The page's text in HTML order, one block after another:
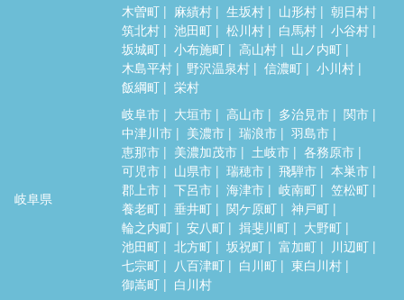
木曽町
麻績村 生坂村 山形村
朝日村
筑北村
池田町 松川村 白馬村
小谷村
坂城町
小布施町 高山村
山ノ内町
木島平村
野沢温泉村 信濃町
小川村
飯綱町
栄村
岐阜県
岐阜市 大垣市 高山市 多治見市
関市
中津川市
美濃市 瑞浪市
羽島市
恵那市
美濃加茂市 土岐市
各務原市
可児市
山県市 瑞穂市 飛騨市
本巣市
郡上市
下呂市 海津市 岐南町
笠松町
養老町
垂井町 関ケ原町
神戸町
輪之内町
安八町 揖斐川町
大野町
池田町
北方町 坂祝町 富加町
川辺町
七宗町
八百津町 白川町
東白川村
御嵩町
白川村